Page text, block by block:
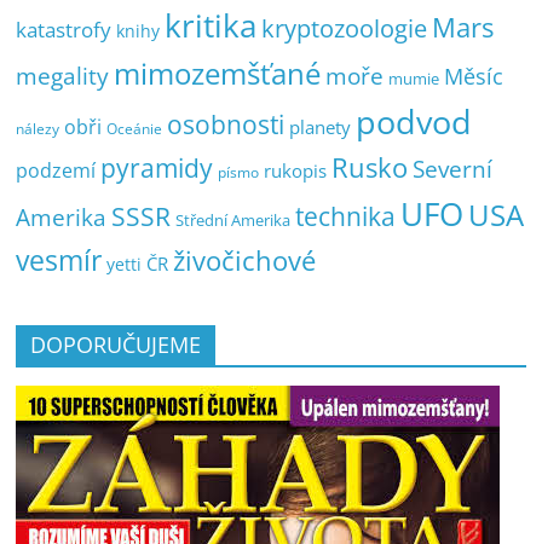
katastrofy knihy kritika kryptozoologie Mars
megality mimozemšťanémoře mumie Měsíc
nálezy obři Oceánie osobnosti planety podvod
podzemí pyramidy písmo rukopis Rusko Severní
Amerika SSSR Střední Amerika technika UFO USA
vesmír yetti ČR živočichové
DOPORUČUJEME